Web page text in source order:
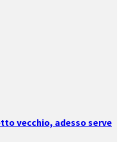
vecchio, adesso serve